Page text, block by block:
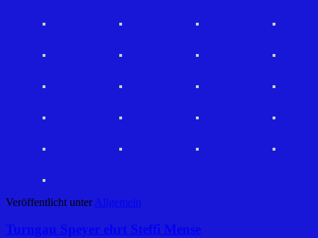
Veröffentlicht unter Allgemein
Turngau Speyer ehrt Steffi Mense